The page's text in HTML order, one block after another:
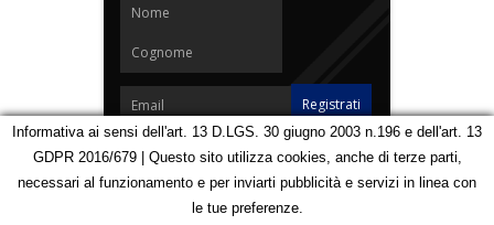
Homepage Notizie Speciali Eventi Foto Carnevale
Partners
Contatti
Mappa
Informativa ai sensi dell'art. 13 D.LGS. 30 giugno 2003 n.196 e dell'art. 13
GDPR 2016/679 | Questo sito utilizza cookies, anche di terze parti,
necessari al funzionamento e per inviarti pubblicità e servizi in linea con
le tue preferenze.